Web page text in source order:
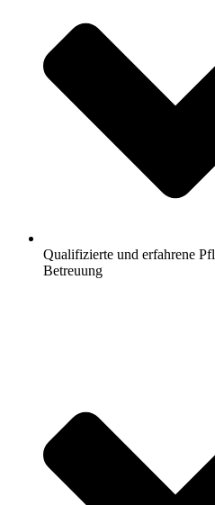
Qualifizierte und erfahrene
Betreuung